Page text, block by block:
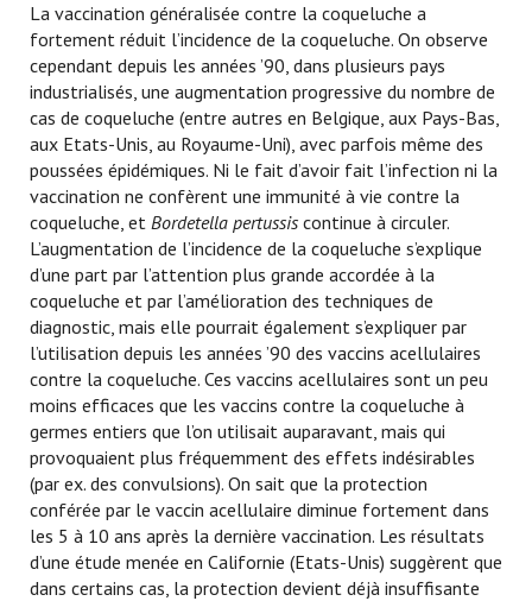
La vaccination généralisée contre la coqueluche a
fortement réduit l’incidence de la coqueluche. On observe
cependant depuis les années ’90, dans plusieurs pays
industrialisés, une augmentation progressive du nombre de
cas de coqueluche (entre autres en Belgique, aux Pays-Bas,
aux Etats-Unis, au Royaume-Uni), avec parfois même des
poussées épidémiques. Ni le fait d’avoir fait l’infection ni la
vaccination ne confèrent une immunité à vie contre la
coqueluche, et Bordetella pertussis continue à circuler.
L’augmentation de l’incidence de la coqueluche s’explique
d’une part par l’attention plus grande accordée à la
coqueluche et par l’amélioration des techniques de
diagnostic, mais elle pourrait également s’expliquer par
l’utilisation depuis les années ’90 des vaccins acellulaires
contre la coqueluche. Ces vaccins acellulaires sont un peu
moins efficaces que les vaccins contre la coqueluche à
germes entiers que l’on utilisait auparavant, mais qui
provoquaient plus fréquemment des effets indésirables
(par ex. des convulsions). On sait que la protection
conférée par le vaccin acellulaire diminue fortement dans
les 5 à 10 ans après la dernière vaccination. Les résultats
d’une étude menée en Californie (Etats-Unis) suggèrent que
dans certains cas, la protection devient déjà insuffisante